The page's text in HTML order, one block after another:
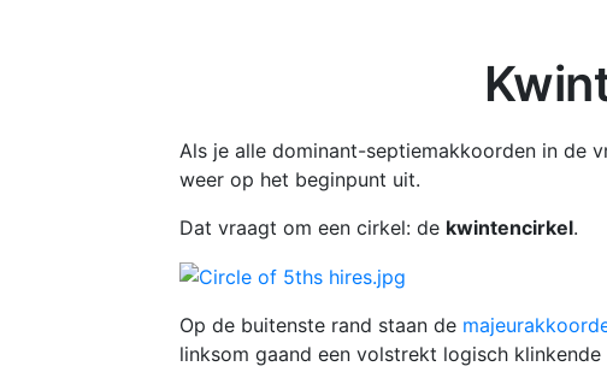
Als je alle dominant-septiemakkoorden in de
weer op het beginpunt uit.
Dat vraagt om een cirkel: de kwintencirkel.
Op de buitenste rand staan de
linksom gaand een volstrekt logisch